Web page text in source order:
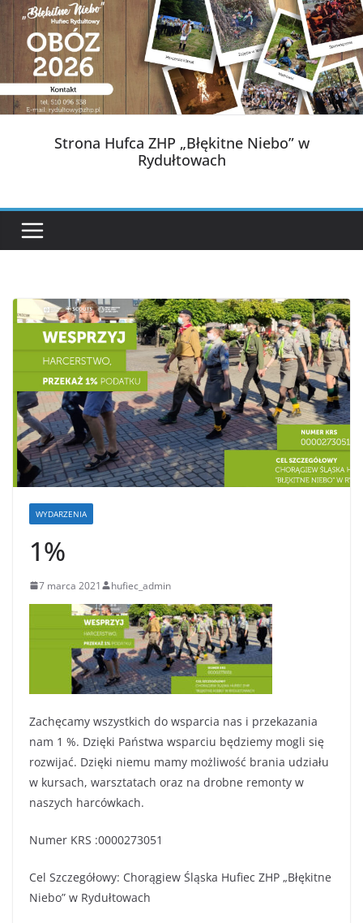
Przejdź
treści
Strona Hufca ZHP „Błękitne Niebo” w
Rydułtowach
WYDARZENIA
1%
7 marca 2021 hufiec_admin
Zachęcamy wszystkich do wsparcia nas i przekazania
nam 1 %. Dzięki Państwa wsparciu będziemy mogli się
rozwijać. Dzięki niemu mamy możliwość brania udziału
w kursach, warsztatach oraz na drobne remonty w
naszych harcówkach.
Numer KRS :0000273051
Cel Szczegółowy: Chorągiew Śląska Hufiec ZHP „Błękitne
Niebo” w Rydułtowach